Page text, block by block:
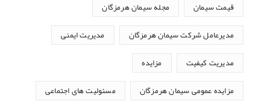
قیمت سیمان مجله سیمان هرمزگان
مدیرعامل شرکت سیمان هرمزگان مدیریت ایمنی
مدیریت کیفیت مزایده
مزایده عمومی سیمان هرمزگان مسئولیت های اجتماعی